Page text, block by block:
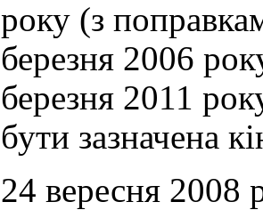
року (з
березня 2006
березня 2011
бути зазначена
24 вересня 2008